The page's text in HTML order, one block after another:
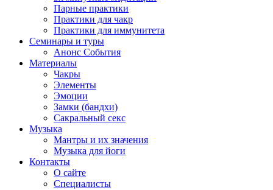
Парные практики
Практики для чакр
Практики для иммунитета
Семинары и туры
Анонс События
Материалы
Чакры
Элементы
Эмоции
Замки (бандхи)
Сакральный секс
Музыка
Мантры и их значения
Музыка для йоги
Контакты
О сайте
Специалисты